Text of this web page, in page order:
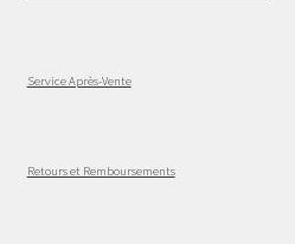
Service Après-Vente
Retours et Remboursements